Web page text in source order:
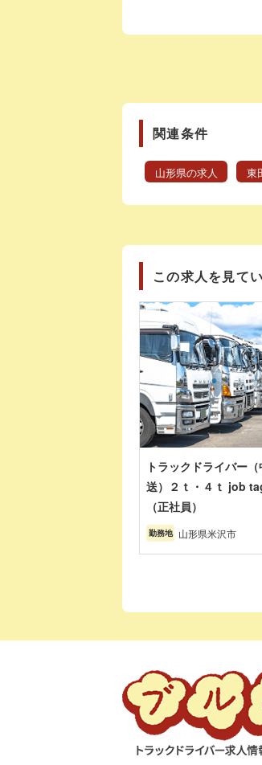
関連条件
山形県の求人 東
この求人を見て
トラックドライバー
送）２ｔ・４ｔ job
（正社員）
勤務地 山形県米沢市